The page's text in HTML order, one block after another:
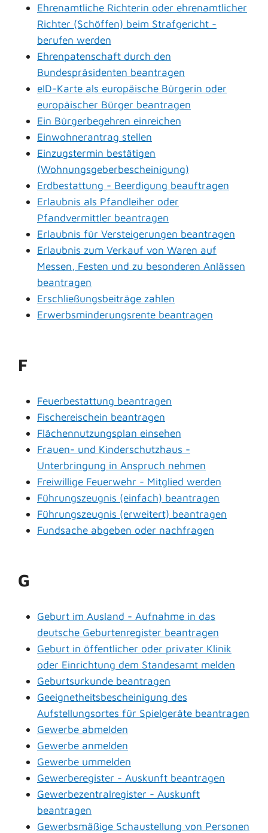
Ehrenamtliche Richterin oder ehrenamtlicher
Richter (Schöffen) beim Strafgericht -
berufen werden
Ehrenpatenschaft durch den
Bundespräsidenten beantragen
eID-Karte als europäische Bürgerin oder
europäischer Bürger beantragen
Ein Bürgerbegehren einreichen
Einwohnerantrag stellen
Einzugstermin bestätigen
(Wohnungsgeberbescheinigung)
Erdbestattung - Beerdigung beauftragen
Erlaubnis als Pfandleiher oder
Pfandvermittler beantragen
Erlaubnis für Versteigerungen beantragen
Erlaubnis zum Verkauf von Waren auf
Messen, Festen und zu besonderen Anlässen
beantragen
Erschließungsbeiträge zahlen
Erwerbsminderungsrente beantragen
F
Feuerbestattung beantragen
Fischereischein beantragen
Flächennutzungsplan einsehen
Frauen- und Kinderschutzhaus -
Unterbringung in Anspruch nehmen
Freiwillige Feuerwehr - Mitglied werden
Führungszeugnis (einfach) beantragen
Führungszeugnis (erweitert) beantragen
Fundsache abgeben oder nachfragen
G
Geburt im Ausland - Aufnahme in das
deutsche Geburtenregister beantragen
Geburt in öffentlicher oder privater Klinik
oder Einrichtung dem Standesamt melden
Geburtsurkunde beantragen
Geeignetheitsbescheinigung des
Aufstellungsortes für Spielgeräte beantragen
Gewerbe abmelden
Gewerbe anmelden
Gewerbe ummelden
Gewerberegister - Auskunft beantragen
Gewerbezentralregister - Auskunft
beantragen
Gewerbsmäßige Schaustellung von Personen